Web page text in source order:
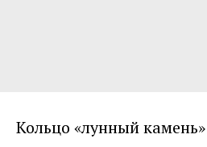
Кольцо «лунный камень»